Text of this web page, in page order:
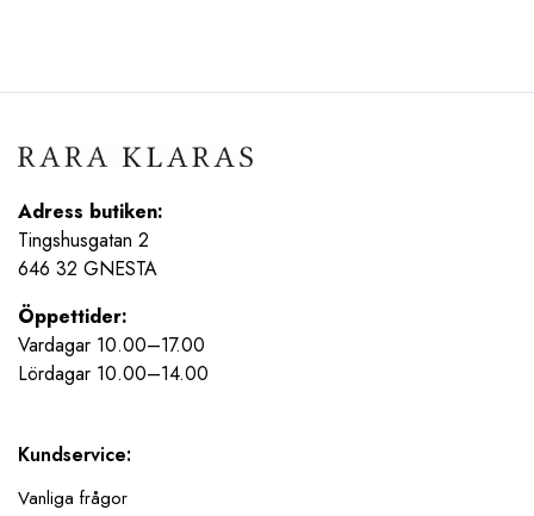
299,00 kr.149,50 kr.
Adress butiken:
Tingshusgatan 2
646 32 GNESTA
Öppettider:
Vardagar 10.00–17.00
Lördagar 10.00–14.00
Kundservice:
Vanliga frågor